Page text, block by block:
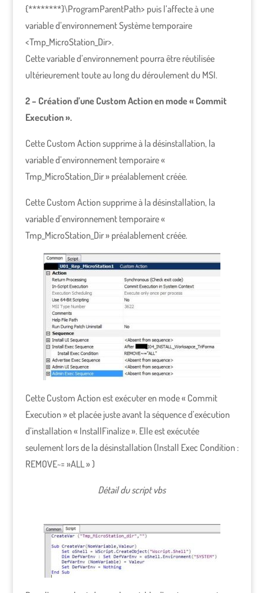
{********}\ProgramParentPath> puis l’affecte à une
variable d’environnement Système temporaire
<Tmp_MicroStation_Dir>.
Cette variable d’environnement pourra être réutilisée
ultérieurement toute au long du déroulement du MSI.
2 – Création d’une Custom Action en mode « Commit
Execution ».
Cette Custom Action supprime à la désinstallation, la
variable d’environnement temporaire «
Tmp_MicroStation_Dir » préalablement créée.
Cette Custom Action supprime à la désinstallation, la
variable d’environnement temporaire «
Tmp_MicroStation_Dir » préalablement créée.
Cette Custom Action est exécuter en mode « Commit
Execution » et placée juste avant la séquence d’exécution
d’installation « InstallFinalize ». Elle est exécutée
seulement lors de la désinstallation (Install Exec Condition :
REMOVE~= »ALL » )
Détail du script vbs